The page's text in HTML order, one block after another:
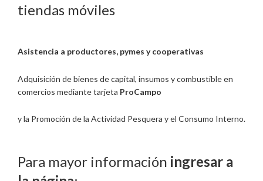
tiendas móviles
Asistencia a productores, pymes y cooperativas
Adquisición de bienes de capital, insumos y combustible en
comercios mediante tarjeta ProCampo
y la Promoción de la Actividad Pesquera y el Consumo Interno.
Para mayor información ingresar a